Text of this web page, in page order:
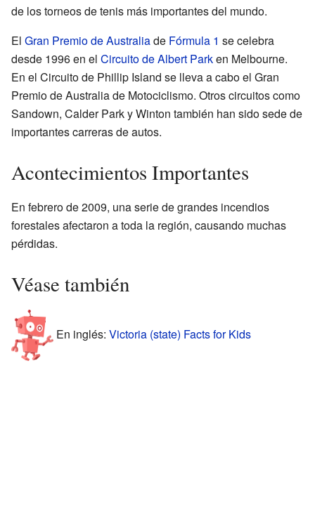
de los torneos de tenis más importantes del mundo.
El Gran Premio de Australiade Fórmula 1 se celebra
desde 1996 en el Circuito de Albert Parken Melbourne.
En el Circuito de Phillip Island se lleva a cabo el Gran
Premio de Australia de Motociclismo. Otros circuitos como
Sandown, Calder Park y Winton también han sido sede de
importantes carreras de autos.
Acontecimientos Importantes
En febrero de 2009, una serie de grandes incendios
forestales afectaron a toda la región, causando muchas
pérdidas.
Véase también
En inglés: Victoria (state) Facts for Kids